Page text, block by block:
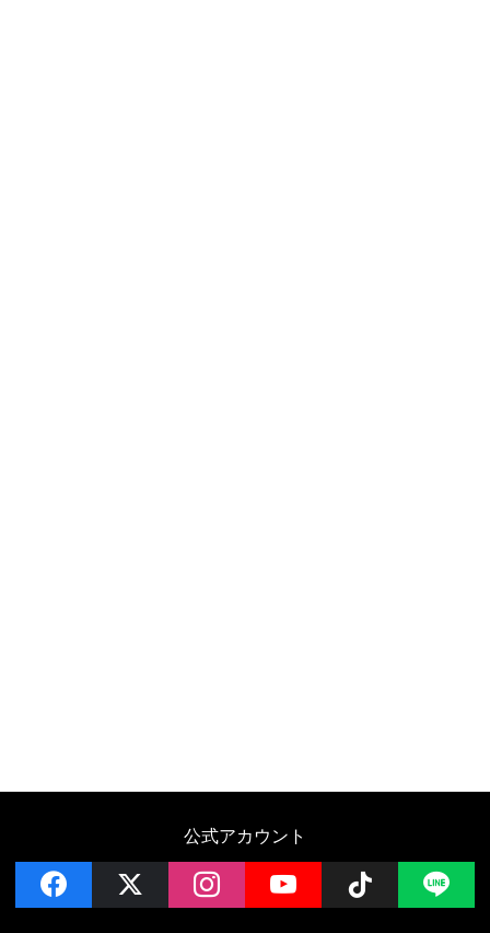
公式アカウント
facebook instagramYouTube Follow